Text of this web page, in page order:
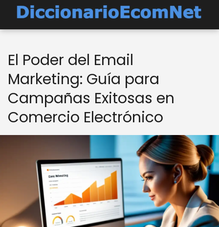
El Poder del Email
Marketing: Guía para
Campañas Exitosas en
Comercio Electrónico